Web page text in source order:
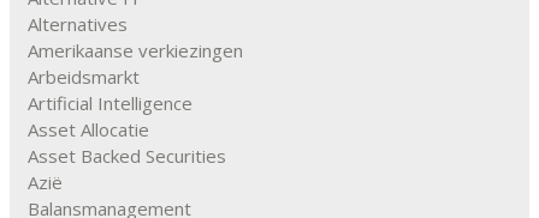
Alternatives
Amerikaanse verkiezingen
Arbeidsmarkt
Artificial Intelligence
Asset Allocatie
Asset Backed Securities
Azië
Balansmanagement